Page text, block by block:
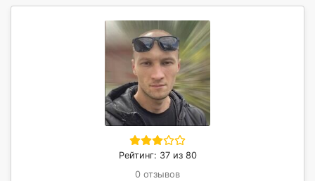
Рейтинг: 37 из 80
0 отзывов